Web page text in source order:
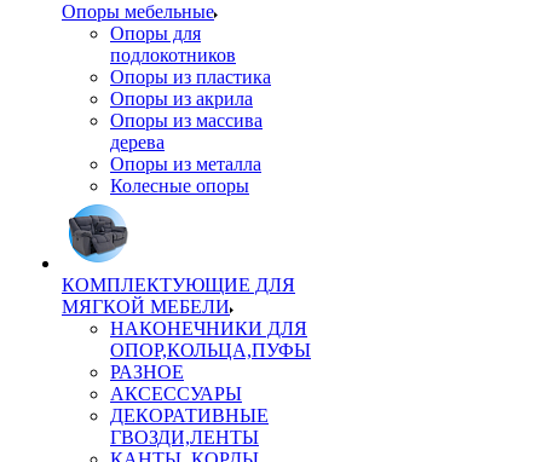
Опоры мебельные
Опоры для
подлокотников
Опоры из пластика
Опоры из акрила
Опоры из массива
дерева
Опоры из металла
Колесные опоры
КОМПЛЕКТУЮЩИЕ ДЛЯ
МЯГКОЙ МЕБЕЛИ
НАКОНЕЧНИКИ ДЛЯ
ОПОР,КОЛЬЦА,ПУФЫ
РАЗНОЕ
АКСЕССУАРЫ
ДЕКОРАТИВНЫЕ
ГВОЗДИ,ЛЕНТЫ